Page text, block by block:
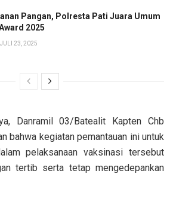
Pangan, Polresta Pati Juara Umum
2025
JULI 23, 2025
Danramil 03/Batealit Kapten Chb
bahwa kegiatan pemantauan ini untuk
pelaksanaan vaksinasi tersebut
tertib serta tetap mengedepankan